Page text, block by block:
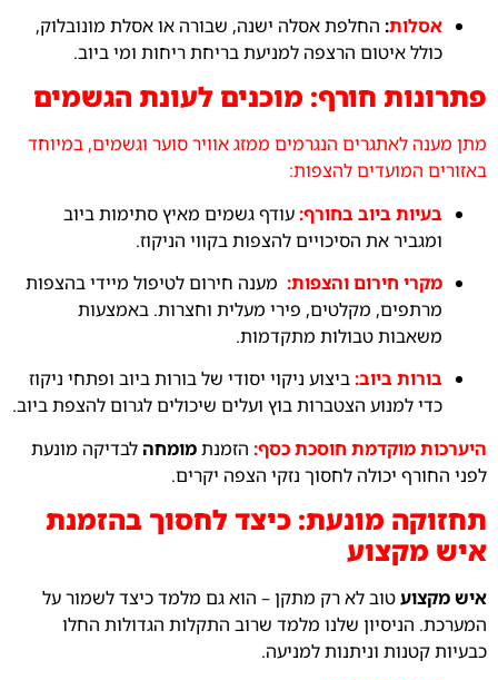
אסלות: החלפת אסלה ישנה, שבורה או אסלת מונובלוק,
כולל איטום הרצפה למניעת בריחת ריחות ומי ביוב.
פתרונות חורף: מוכנים לעונת הגשמים
מתן מענה לאתגרים הנגרמים ממזג אוויר סוער וגשמים, במיוחד
באזורים המועדים להצפות:
בעיות ביוב בחורף:עודף גשמים מאיץ סתימות ביוב
ומגביר את הסיכויים להצפות בקווי הניקוז.
מקרי חירום והצפות: מענה חירום לטיפול מיידי בהצפות
מרתפים, מקלטים, פירי מעלית וחצרות. באמצעות
משאבות טבולות מתקדמות.
בורות ביוב:ביצוע ניקוי יסודי של בורות ביוב ופתחי ניקוז
כדי למנוע הצטברות בוץ ועלים שיכולים לגרום להצפת ביוב.
היערכות מוקדמת חוסכת כסף: הזמנתמומחה לבדיקה מונעת
לפני החורף יכולה לחסוך נזקי הצפה יקרים.
תחזוקה מונעת: כיצד לחסוך בהזמנת
איש מקצוע
איש מקצועטוב לא רק מתקן – הוא גם מלמד כיצד לשמור על
המערכת. הניסיון שלנו מלמד שרוב התקלות הגדולות החלו
כבעיות קטנות וניתנות למניעה.